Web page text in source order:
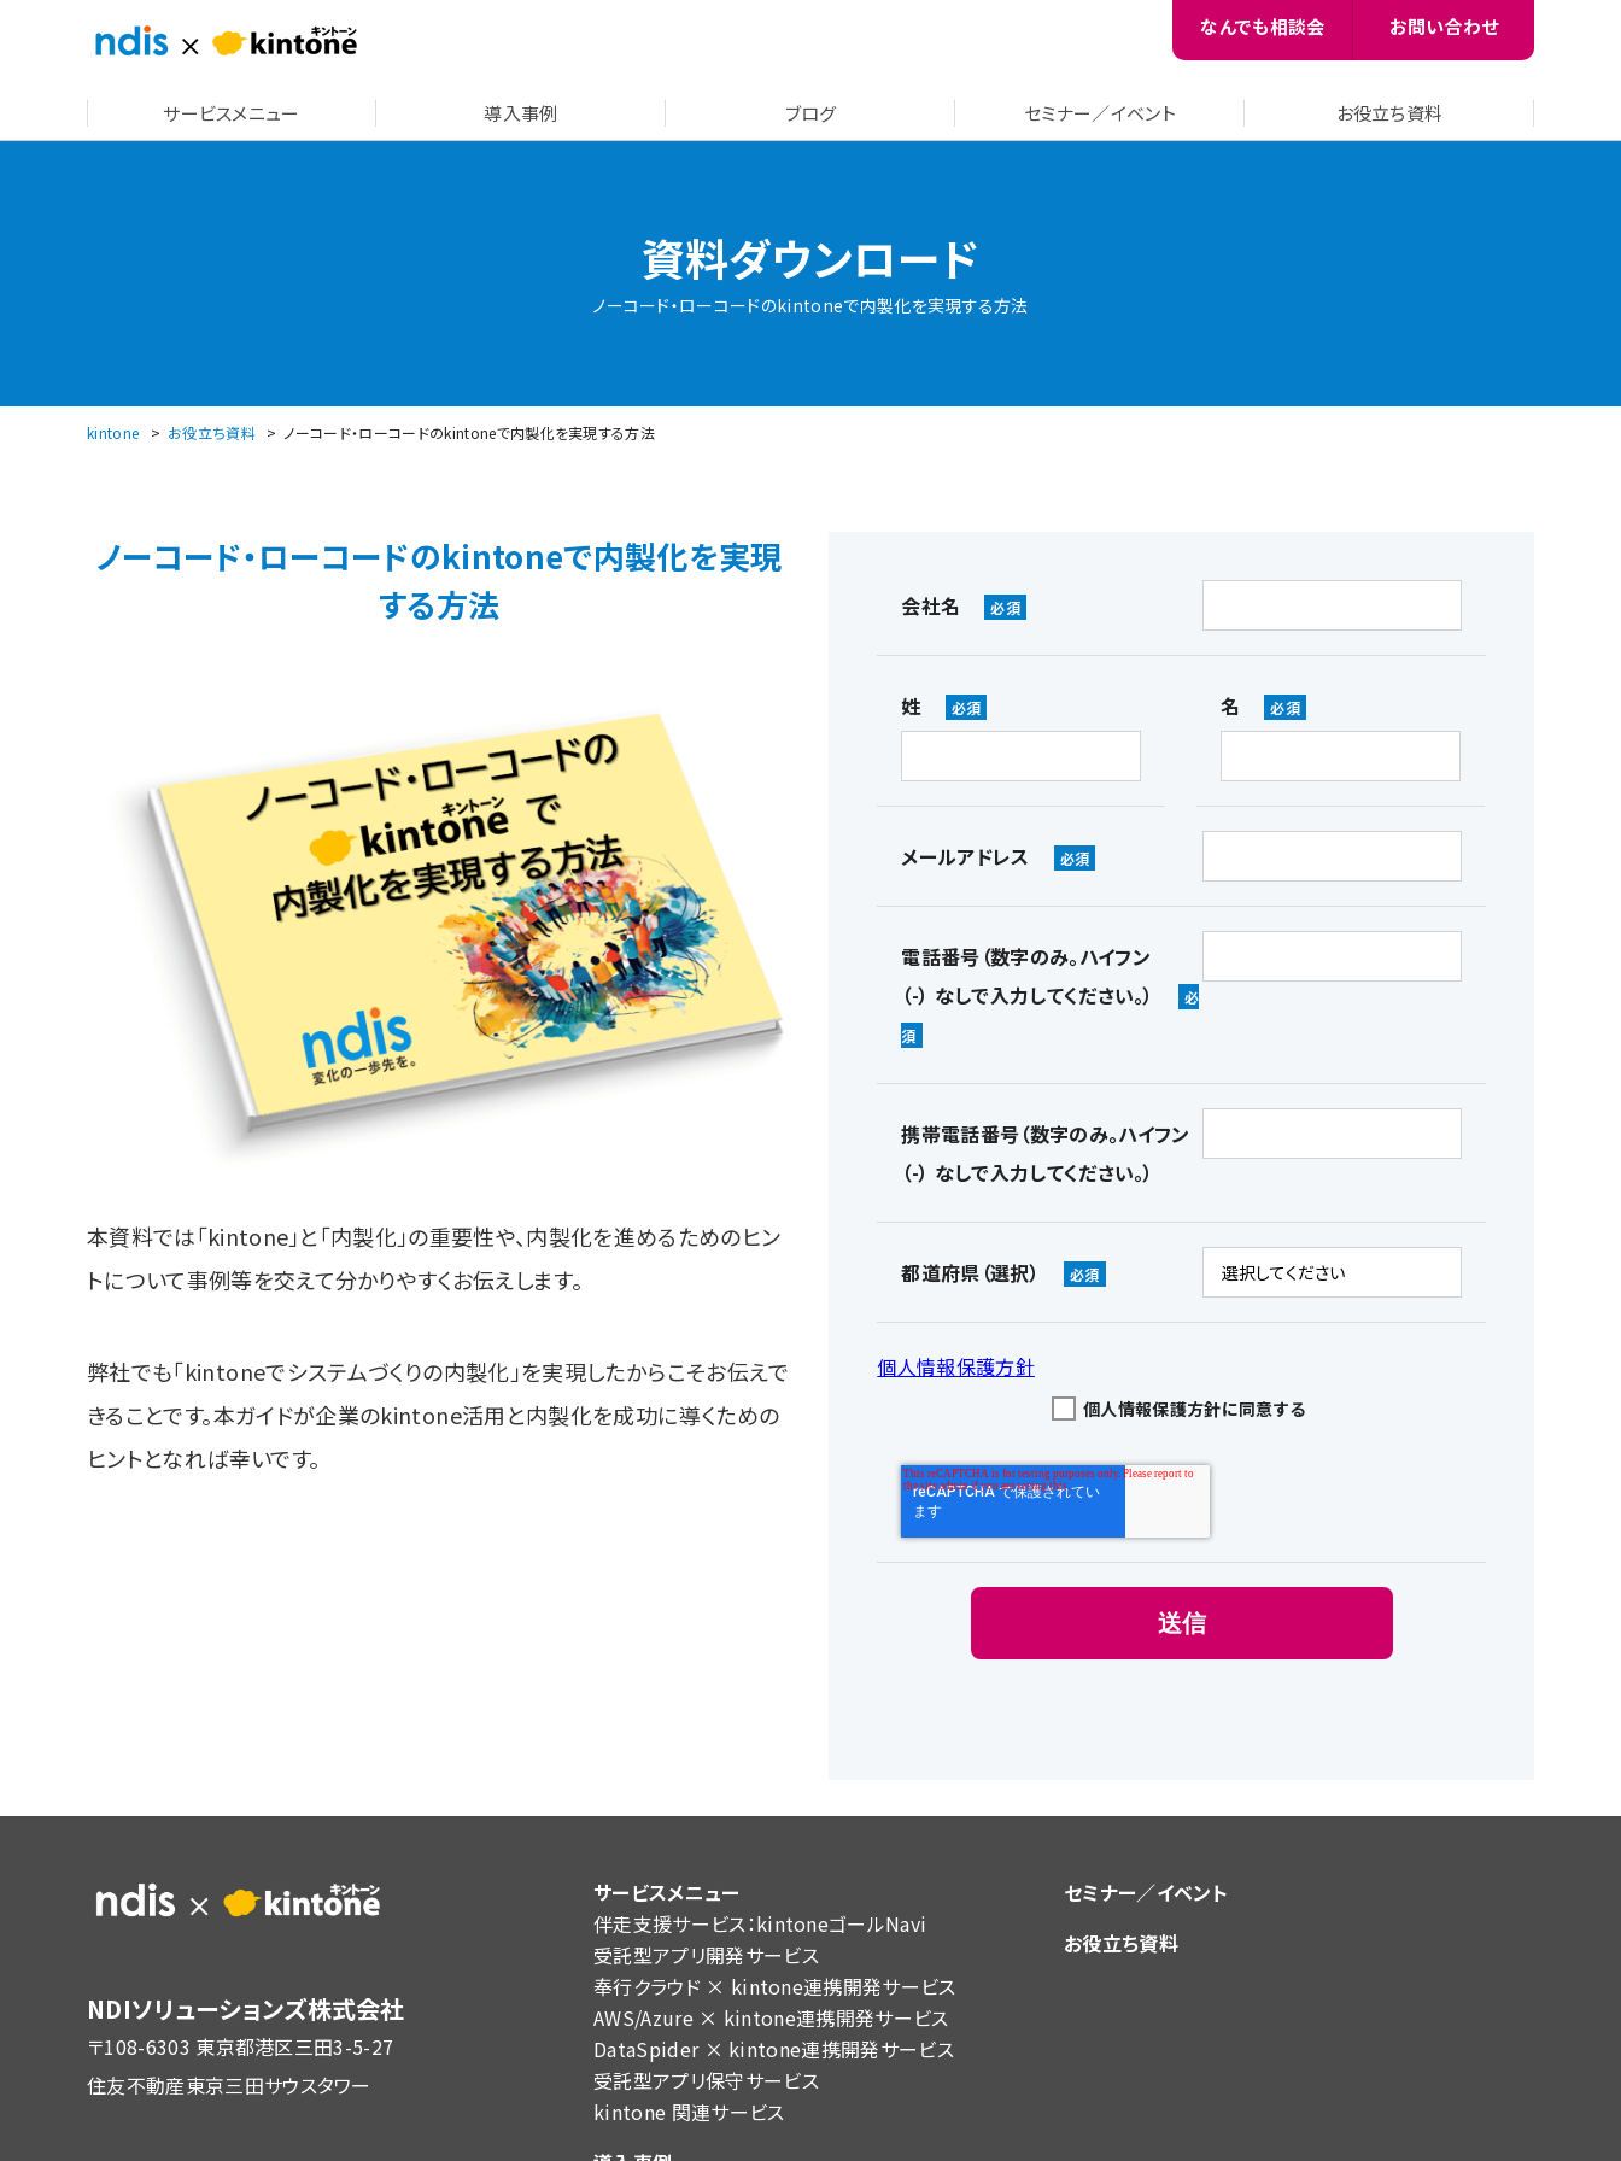
なんでも相談会 お問い合わせ
サービスメニュー 導入事例 ブログ セミナー／イベント お役立ち資料
資料ダウンロード
ノーコード・ローコードのkintoneで内製化を実現する方法
kintone お役立ち資料 ノーコード・ローコードのkintoneで内製化を実現する方法
ノーコード・ローコードのkintoneで内製化を実現
する方法
本資料では「kintone」と「内製化」の重要性や、内製化を進めるためのヒン
トについて事例等を交えて分かりやすくお伝えします。
弊社でも「kintoneでシステムづくりの内製化」を実現したからこそお伝えで
きることです。本ガイドが企業のkintone活用と内製化を成功に導くための
ヒントとなれば幸いです。
会社名
姓 名
メールアドレス
電話番号（数字のみ。ハイフン
（-） なしで入力してください。）
携帯電話番号（数字のみ。ハイフン
（-） なしで入力してください。）
都道府県（選択）
個人情報保護方針
個人情報保護方針に同意する
NDIソリューションズ株式会社
〒108-6303 東京都港区三田3-5-27
住友不動産東京三田サウスタワー
サービスメニュー
伴走支援サービス：kintoneゴールNavi
受託型アプリ開発サービス
奉行クラウド × kintone連携開発サービス
AWS/Azure × kintone連携開発サービス
DataSpider × kintone連携開発サービス
受託型アプリ保守サービス
kintone 関連サービス
セミナー／イベント
お役立ち資料